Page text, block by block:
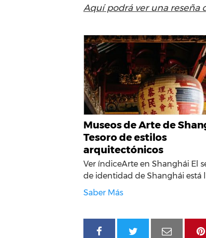
Aquí podrá ver una reseña
Museos de Arte de
Tesoro de estilos
arquitectónicos
Ver índiceArte en Shanghái El
de identidad de Shanghái está
Saber Más